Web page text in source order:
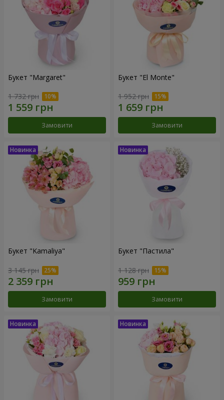
Букет "Margaret"
1 732 грн
Замовити
Букет "El Monte"
1 952 грн
Замовити
Букет "Kamaliya"
3 145 грн
Замовити
Букет "Пастила"
1 128 грн
Замовити